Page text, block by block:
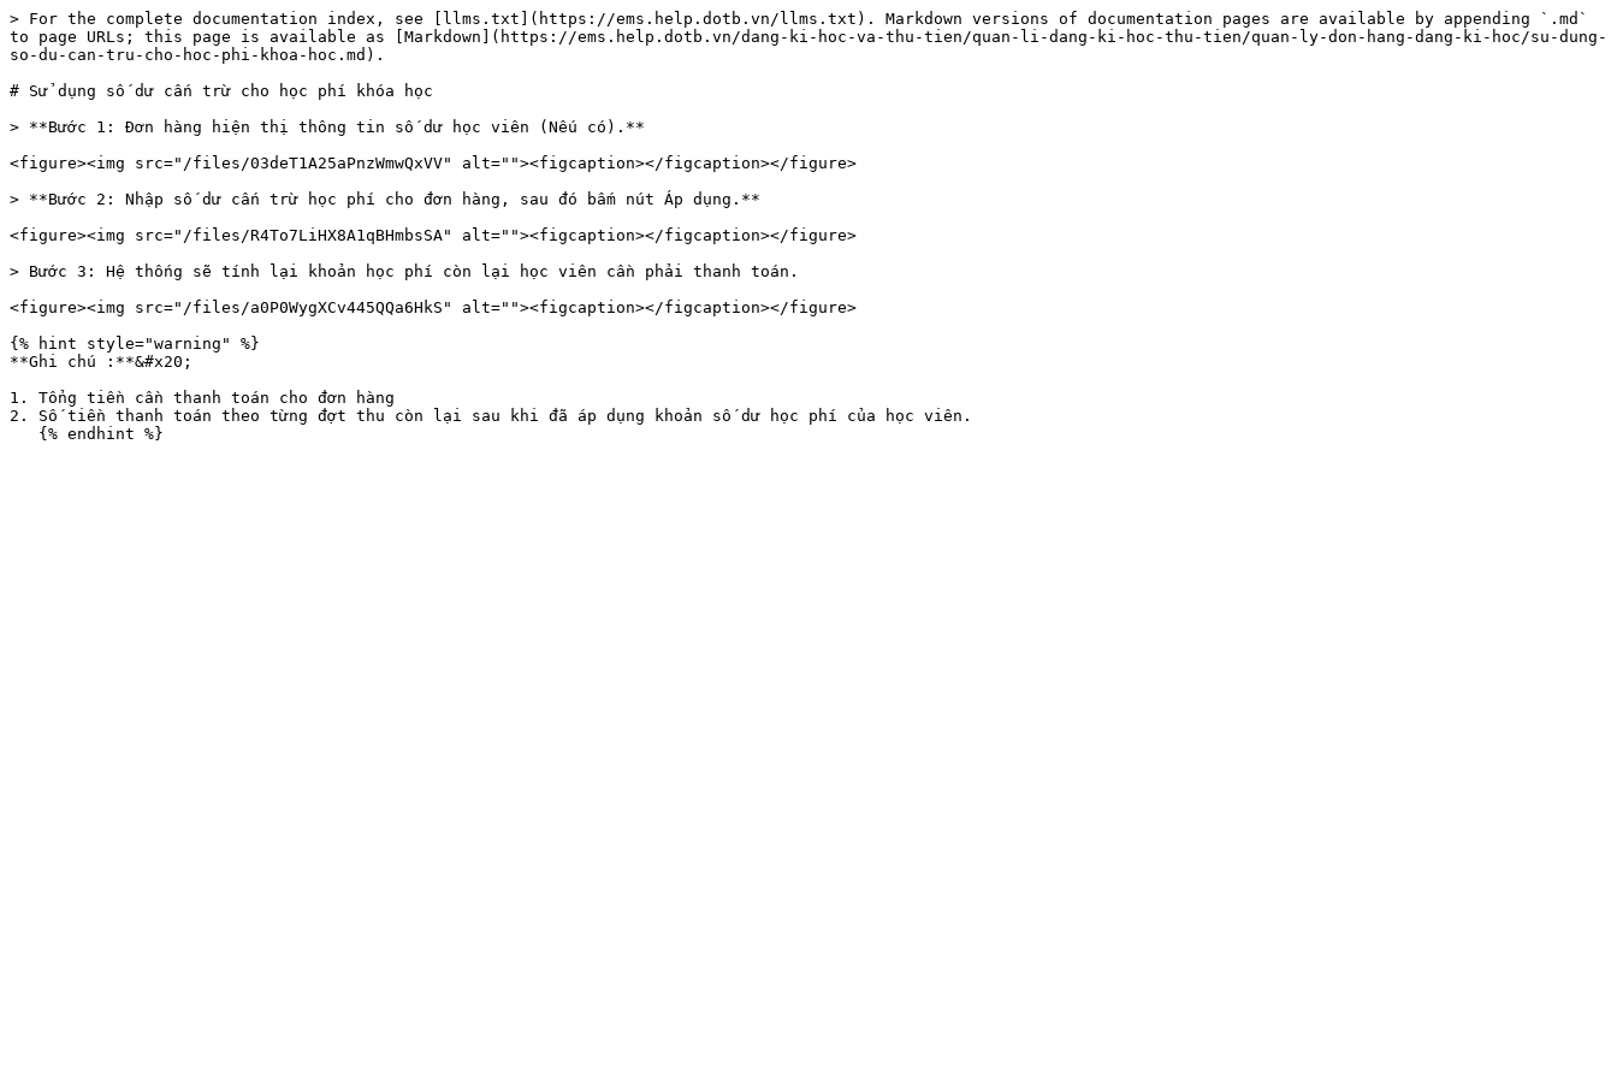
> For the complete documentation index, see [llms.txt](https://ems.help.dotb.vn/llms.txt). Markdown versions of documentation pages are available by appending `.md`
to page URLs; this page is available as [Markdown](https://ems.help.dotb.vn/dang-ki-hoc-va-thu-tien/quan-li-dang-ki-hoc-thu-tien/quan-ly-don-hang-dang-ki-hoc/su-dung-
so-du-can-tru-cho-hoc-phi-khoa-hoc.md).
# Sử dụng số dư cấn trừ cho học phí khóa học
> **Bước 1: Đơn hàng hiện thị thông tin số dư học viên (Nếu có).**
<figure><img src="/files/03deT1A25aPnzWmwQxVV" alt=""><figcaption></figcaption></figure>
> **Bước 2: Nhập số dư cấn trừ học phí cho đơn hàng, sau đó bấm nút Áp dụng.**
<figure><img src="/files/R4To7LiHX8A1qBHmbsSA" alt=""><figcaption></figcaption></figure>
> Bước 3: Hệ thống sẽ tính lại khoản học phí còn lại học viên cần phải thanh toán.
<figure><img src="/files/a0P0WygXCv445QQa6HkS" alt=""><figcaption></figcaption></figure>
{% hint style="warning" %}
**Ghi chú :**&#x20;
1. Tổng tiền cần thanh toán cho đơn hàng
2. Số tiền thanh toán theo từng đợt thu còn lại sau khi đã áp dụng khoản số dư học phí của học viên.